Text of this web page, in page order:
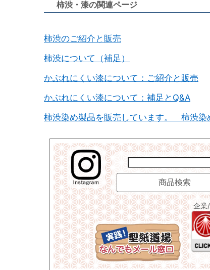
柿渋・漆の関連ページ
柿渋のご紹介と販売
柿渋について（補足）
かぶれにくい漆について：ご紹介と販売
かぶれにくい漆について：補足とQ&A
柿渋染め製品を販売しています。 柿渋染
企業